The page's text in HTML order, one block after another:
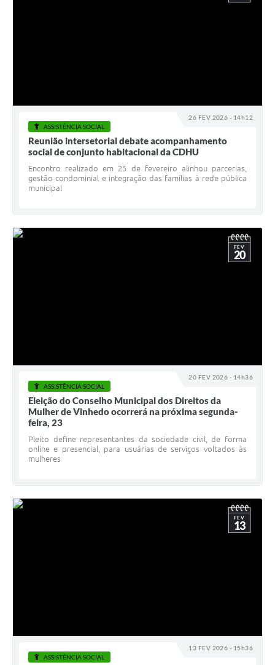
26 FEV 2026 - 14h12
ASSISTÊNCIA SOCIAL
Reunião intersetorial debate acompanhamento
social de conjunto habitacional da CDHU
Encontro realizado em 25 de fevereiro alinhou parcerias,
gestão condominial e integração das famílias à rede pública
municipal
20 FEV 2026 - 14h36
FEV
20
ASSISTÊNCIA SOCIAL
Eleição do Conselho Municipal dos Direitos da
Mulher de Vinhedo ocorrerá na próxima segunda-
feira, 23
Pleito define representantes da sociedade civil, de forma
online e presencial, para usuárias de serviços voltados às
mulheres
13 FEV 2026 - 15h36
FEV
13
ASSISTÊNCIA SOCIAL